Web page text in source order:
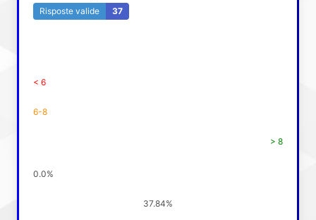
Risposte valide
37
< 6
6-8
> 8
0.0%
37.84%